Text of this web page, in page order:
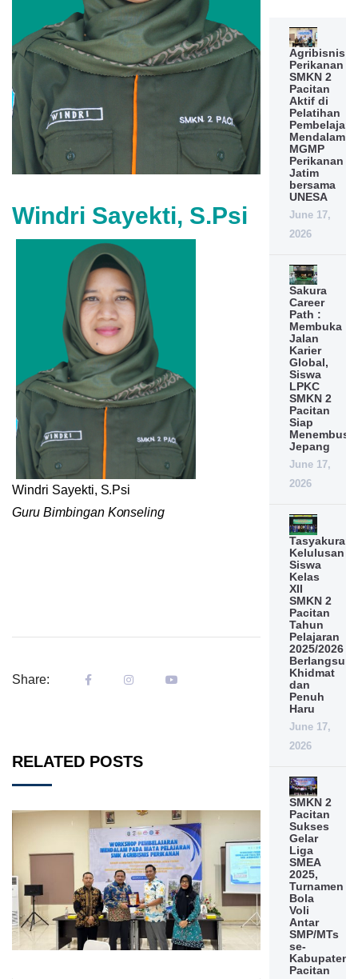
Windri Sayekti, S.Psi
Windri Sayekti, S.Psi
Guru Bimbingan Konseling
Share:
RELATED POSTS
Agribisnis
Perikanan
SMKN 2
Pacitan
Aktif di
Pelatihan
Mendalam
MGMP
Perikanan
Jatim
bersama
UNESA
June 17,
2026
Sakura
Career
Path :
Membuka
Jalan
Karier
Global,
Siswa
LPKC
SMKN 2
Pacitan
Siap
Menembus
Jepang
June 17,
2026
Tasyakuran
Kelulusan
Siswa
Kelas
XII
SMKN 2
Pacitan
Tahun
Pelajaran
2025/2026
Khidmat
dan
Penuh
Haru
June 17,
2026
SMKN 2
Pacitan
Sukses
Gelar
Liga
SMEA
2025,
Turnamen
Bola
Voli
Antar
SMP/MTs
se-
Kabupaten
Pacitan